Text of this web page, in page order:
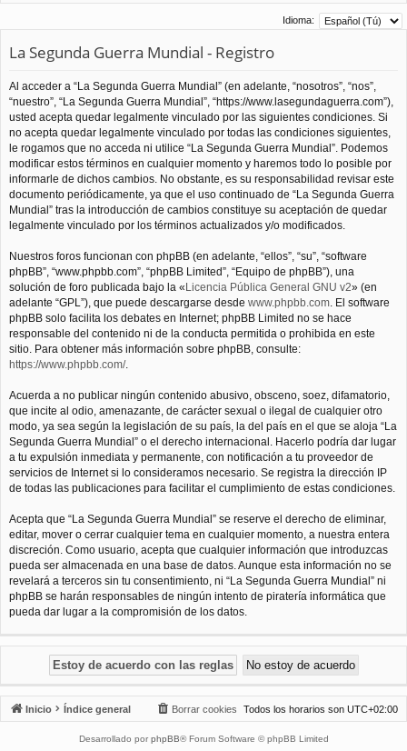
Idioma:
La Segunda Guerra Mundial - Registro
Al acceder a “La Segunda Guerra Mundial” (en adelante, “nosotros”, “nos”,
“nuestro”, “La Segunda Guerra Mundial”, “https://www.lasegundaguerra.com”),
usted acepta quedar legalmente vinculado por las siguientes condiciones. Si
no acepta quedar legalmente vinculado por todas las condiciones siguientes,
le rogamos que no acceda ni utilice “La Segunda Guerra Mundial”. Podemos
modificar estos términos en cualquier momento y haremos todo lo posible por
informarle de dichos cambios. No obstante, es su responsabilidad revisar este
documento periódicamente, ya que el uso continuado de “La Segunda Guerra
Mundial” tras la introducción de cambios constituye su aceptación de quedar
legalmente vinculado por los términos actualizados y/o modificados.
Nuestros foros funcionan con phpBB (en adelante, “ellos”, “su”, “software
phpBB”, “www.phpbb.com”, “phpBB Limited”, “Equipo de phpBB”), una
solución de foro publicada bajo la «Licencia Pública General GNU v2» (en
adelante “GPL”), que puede descargarse desde www.phpbb.com. El software
phpBB solo facilita los debates en Internet; phpBB Limited no se hace
responsable del contenido ni de la conducta permitida o prohibida en este
sitio. Para obtener más información sobre phpBB, consulte:
https://www.phpbb.com/.
Acuerda a no publicar ningún contenido abusivo, obsceno, soez, difamatorio,
que incite al odio, amenazante, de carácter sexual o ilegal de cualquier otro
modo, ya sea según la legislación de su país, la del país en el que se aloja “La
Segunda Guerra Mundial” o el derecho internacional. Hacerlo podría dar lugar
a tu expulsión inmediata y permanente, con notificación a tu proveedor de
servicios de Internet si lo consideramos necesario. Se registra la dirección IP
de todas las publicaciones para facilitar el cumplimiento de estas condiciones.
Acepta que “La Segunda Guerra Mundial” se reserve el derecho de eliminar,
editar, mover o cerrar cualquier tema en cualquier momento, a nuestra entera
discreción. Como usuario, acepta que cualquier información que introduzcas
pueda ser almacenada en una base de datos. Aunque esta información no se
revelará a terceros sin tu consentimiento, ni “La Segunda Guerra Mundial” ni
phpBB se harán responsables de ningún intento de piratería informática que
pueda dar lugar a la compromisión de los datos.
Inicio Índice general Todos los horarios son UTC+02:00
Borrar cookies
Desarrollado por phpBB® Forum Software © phpBB Limited